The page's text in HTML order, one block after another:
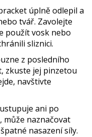
úplně odlepil a
tvář. Zavolejte
použít vosk nebo
sliznici.
z posledního
zkuste jej pinzetou
navštivte
ani po
může naznačovat
nasazení síly.